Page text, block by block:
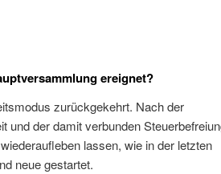
ereignet?
zurückgekehrt. Nach der
und der damit verbunden
lassen, wie in der letzten
neue gestartet.